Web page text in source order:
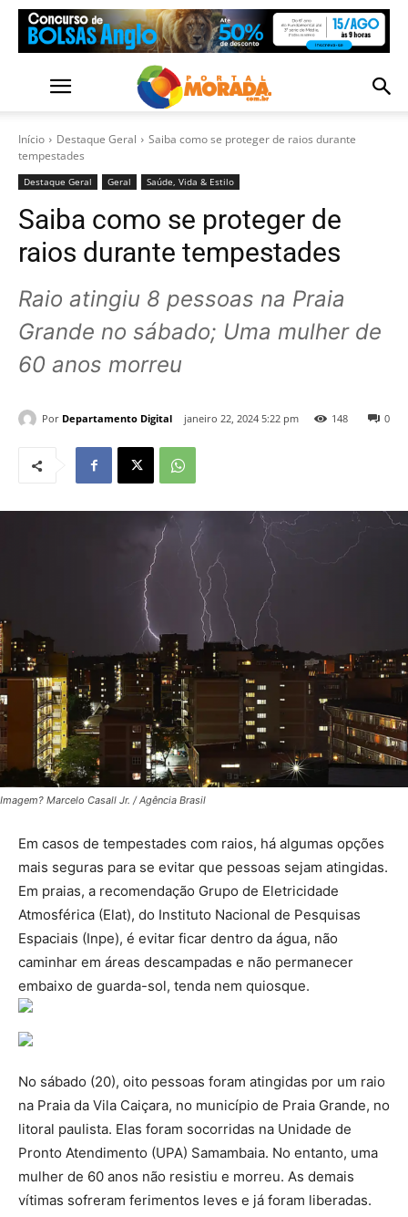
Início Destaque Geral
Saiba como se proteger de raios durante
tempestades
Destaque Geral Geral Saúde, Vida & Estilo
Saiba como se proteger de
raios durante tempestades
Raio atingiu 8 pessoas na Praia
Grande no sábado; Uma mulher de
60 anos morreu
Por Departamento Digital janeiro 22, 2024 5:22 pm 0
148
Imagem? Marcelo Casall Jr. / Agência Brasil
Em casos de tempestades com raios, há algumas opções
mais seguras para se evitar que pessoas sejam atingidas.
Em praias, a recomendação Grupo de Eletricidade
Atmosférica (Elat), do Instituto Nacional de Pesquisas
Espaciais (Inpe), é evitar ficar dentro da água, não
caminhar em áreas descampadas e não permanecer
embaixo de guarda-sol, tenda nem quiosque.
No sábado (20), oito pessoas foram atingidas por um raio
na Praia da Vila Caiçara, no município de Praia Grande, no
litoral paulista. Elas foram socorridas na Unidade de
Pronto Atendimento (UPA) Samambaia. No entanto, uma
mulher de 60 anos não resistiu e morreu. As demais
vítimas sofreram ferimentos leves e já foram liberadas.